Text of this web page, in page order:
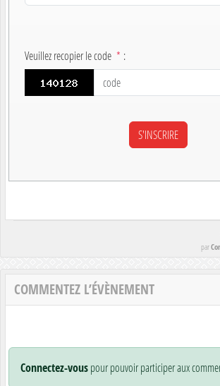
Veuillez recopier le code * :
par
COMMENTEZ L’ÉVÈNEMENT
Connectez-vouspour pouvoir participer aux